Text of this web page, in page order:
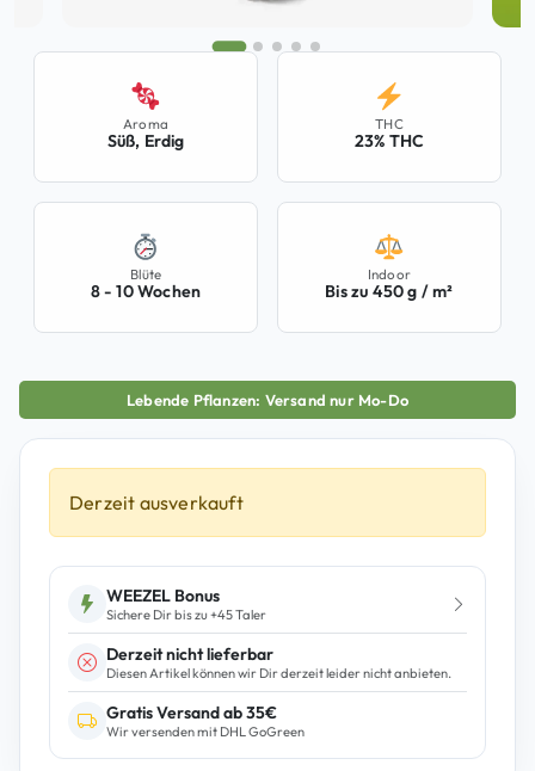
Aroma
Süß, Erdig
THC
23% THC
Blüte
8 - 10 Wochen
Indoor
Bis zu 450 g / m²
Lebende Pflanzen: Versand nur Mo-Do
Derzeit ausverkauft
WEEZEL Bonus
Sichere Dir bis zu +45Taler
Derzeit nicht lieferbar
Diesen Artikel können wir Dir derzeit leider nicht anbieten.
Gratis Versand ab 35€
Wir versenden mit DHL GoGreen